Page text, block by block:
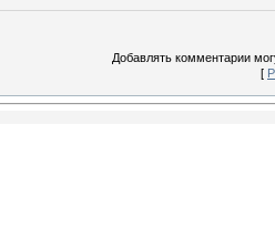
Добавлять комментарии
[